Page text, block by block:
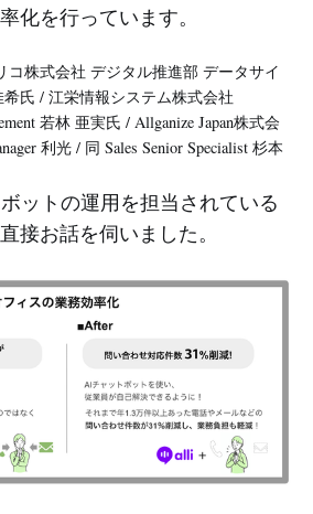
化を行っています。
コ株式会社 デジタル推進部 データサイ
氏 / 江栄情報システム株式会社
若林 亜実氏 / Allganize Japan株式会
利光 / 同 Sales Senior Specialist 杉本
ットの運用を担当されている
接お話を伺いました。